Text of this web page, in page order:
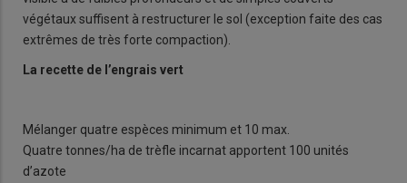
végétaux suffisent à restructurer le sol (exception faite des cas
extrêmes de très forte compaction).
La recette de l’engrais vert
Mélanger quatre espèces minimum et 10 max.
Quatre tonnes/ha de trèfle incarnat apportent 100 unités
d’azote